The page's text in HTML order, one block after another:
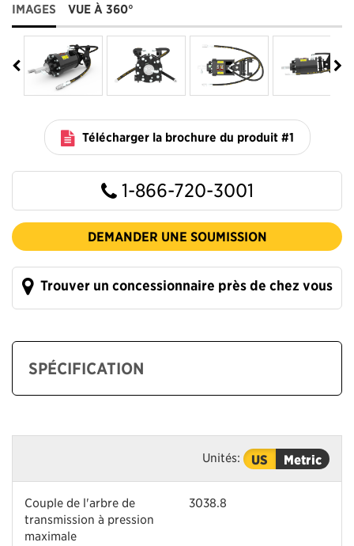
IMAGES VUE À 360°
Télécharger la brochure du produit #1
1-866-720-3001
DEMANDER UNE SOUMISSION
Trouver un concessionnaire près de chez vous
SPÉCIFICATION
Unités: US Metric
Couple de l'arbre de
transmission à pression
maximale
3038.8